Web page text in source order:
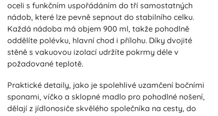
oceli s funkčním uspořádáním do tří samostatných
nádob, které lze pevně sepnout do stabilního celku.
Každá nádoba má objem 900 ml, takže pohodlně
oddělíte polévku, hlavní chod i přílohu. Díky dvojité
stěně s vakuovou izolací udržíte pokrmy déle v
požadované teplotě.
Praktické detaily, jako je spolehlivé uzamčení bočními
sponami, víčko a sklopné madlo pro pohodlné nošení,
dělají z jídlonosiče skvělého společníka na cesty, do